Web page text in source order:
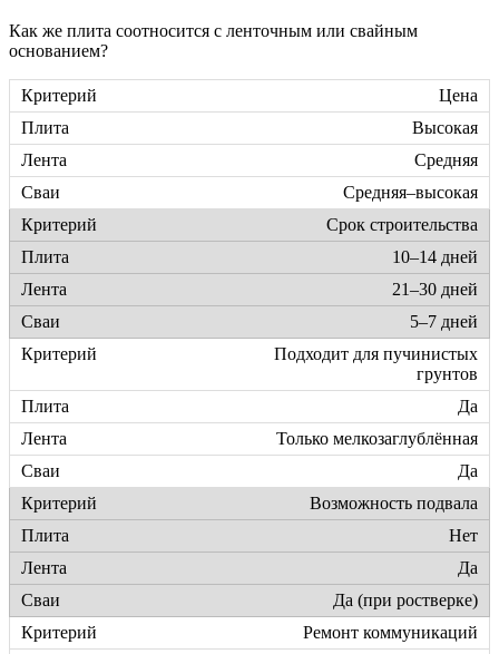
Как же плита соотносится с ленточным или свайным
основанием?
Цена
Высокая
Средняя
Средняя–высокая
Срок строительства
10–14 дней
21–30 дней
5–7 дней
Подходит для пучинистых
грунтов
Да
Только мелкозаглублённая
Да
Возможность подвала
Нет
Да
Да (при ростверке)
Ремонт коммуникаций